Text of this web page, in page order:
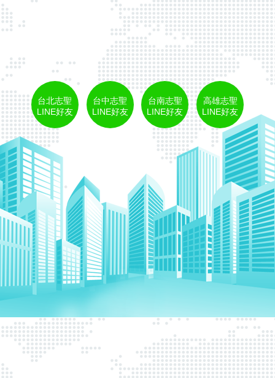
台北志聖
LINE好友
台中志聖
LINE好友
台南志聖
LINE好友
高雄志聖
LINE好友